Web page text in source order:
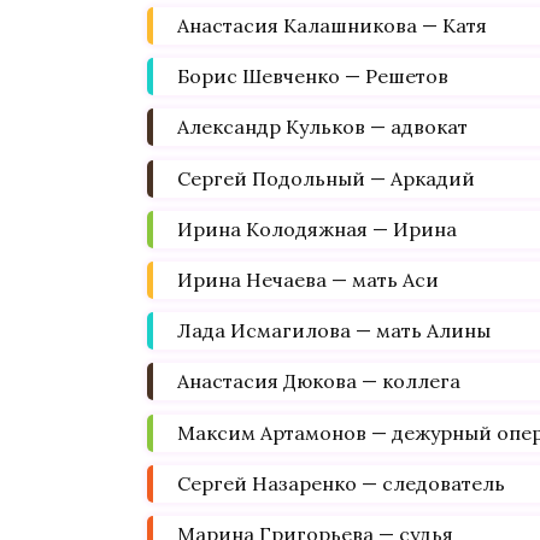
Анастасия Калашникова — Катя
Борис Шевченко — Решетов
Александр Кульков — адвокат
Сергей Подольный — Аркадий
Ирина Колодяжная — Ирина
Ирина Нечаева — мать Аси
Лада Исмагилова — мать Алины
Анастасия Дюкова — коллега
Максим Артамонов — дежурный
Сергей Назаренко — следователь
Марина Григорьева — судья